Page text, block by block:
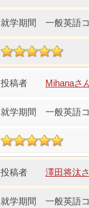
一般英語
Mihanaさ
一般英語
澤田将汰
一般英語